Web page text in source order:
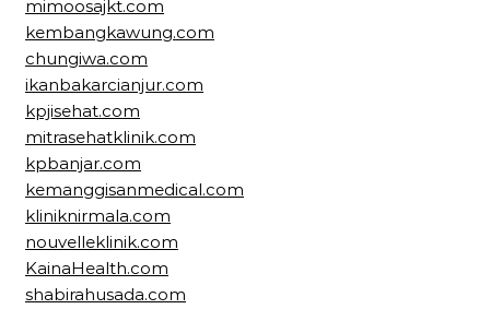
mimoosajkt.com
kembangkawung.com
chungiwa.com
ikanbakarcianjur.com
kpjisehat.com
mitrasehatklinik.com
kpbanjar.com
kemanggisanmedical.com
kliniknirmala.com
nouvelleklinik.com
KainaHealth.com
shabirahusada.com